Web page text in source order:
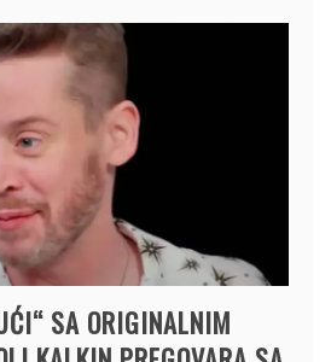
SA ORIGINALNIM